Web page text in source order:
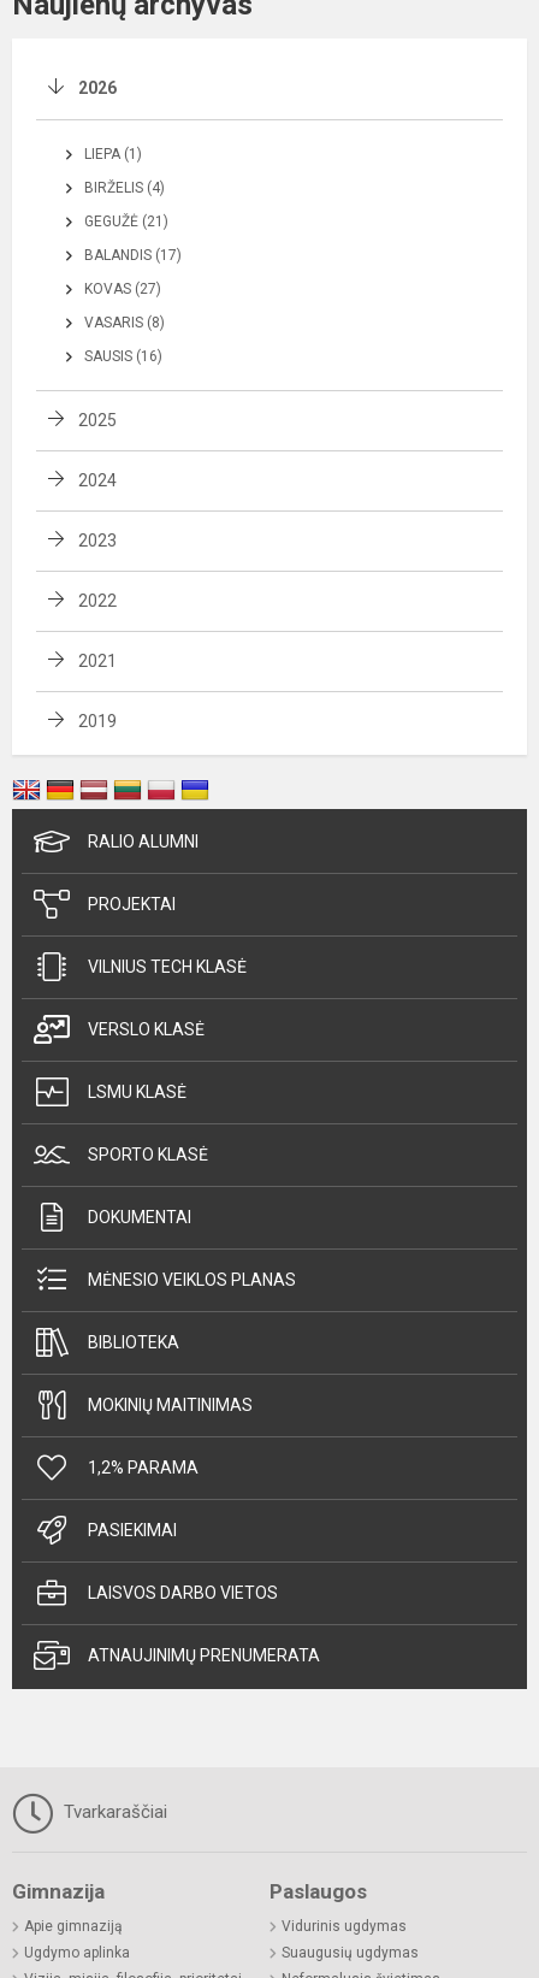
2026
LIEPA (1)
BIRŽELIS (4)
GEGUŽĖ (21)
BALANDIS (17)
KOVAS (27)
VASARIS (8)
SAUSIS (16)
2025
2024
2023
2022
2021
2019
RALIO ALUMNI
PROJEKTAI
VILNIUS TECH KLASĖ
VERSLO KLASĖ
LSMU KLASĖ
SPORTO KLASĖ
DOKUMENTAI
MĖNESIO VEIKLOS PLANAS
BIBLIOTEKA
MOKINIŲ MAITINIMAS
1,2% PARAMA
PASIEKIMAI
LAISVOS DARBO VIETOS
ATNAUJINIMŲ PRENUMERATA
Tvarkaraščiai
Gimnazija
Apie gimnaziją
Ugdymo aplinka
Paslaugos
Vidurinis ugdymas
Suaugusių ugdymas